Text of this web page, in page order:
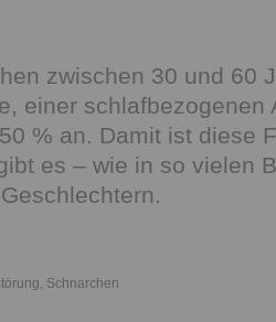
zwischen 30 und 60
einer schlafbezogenen
% an. Damit ist diese
es – wie in so vielen
, Schnarchen